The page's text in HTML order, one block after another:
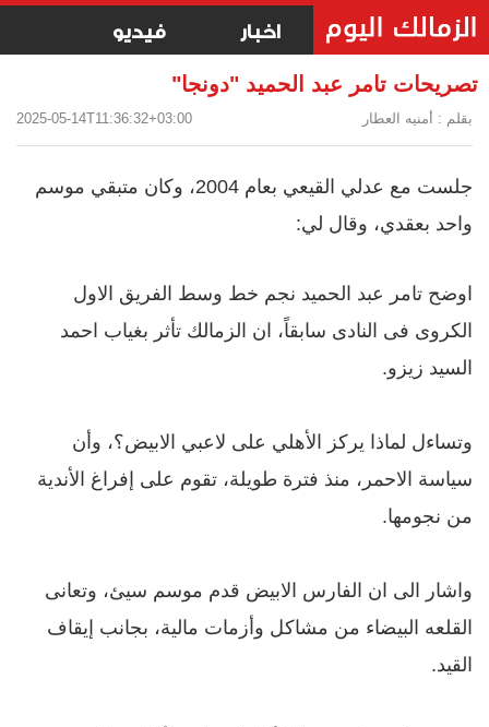
اخبار فيديو
تصريحات تامر عبد الحميد "دونجا"
بقلم : أمنيه العطار 2025-05-14T11:36:32+03:00
جلست مع عدلي القيعي بعام 2004، وكان متبقي موسم
واحد بعقدي، وقال لي:
اوضح تامر عبد الحميد نجم خط وسط الفريق الاول
الكروى فى النادى سابقاً، ان الزمالك تأثر بغياب احمد
السيد زيزو.
وتساءل لماذا يركز الأهلي على لاعبي الابيض؟، وأن
سياسة الاحمر، منذ فترة طويلة، تقوم على إفراغ الأندية
من نجومها.
واشار الى ان الفارس الابيض قدم موسم سيئ، وتعانى
القلعه البيضاء من مشاكل وأزمات مالية، بجانب إيقاف
القيد.